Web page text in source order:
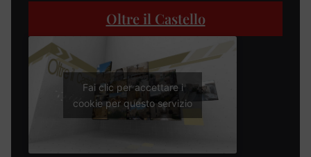
Oltre il Castello
Fai clic per accettare i
cookie per questo servizio